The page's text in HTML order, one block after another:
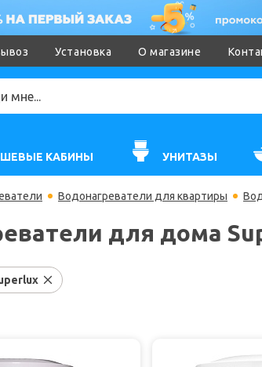
Установка О магазине
КАБИНЫ УНИТАЗЫ
Водонагреватели для квартиры
для дома